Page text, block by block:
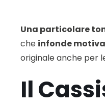
Una particolare
che infonde
originale anche per
Il